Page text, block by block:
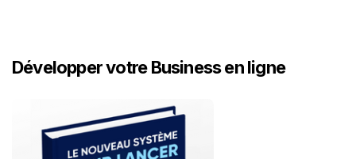
Développer votre Business en ligne